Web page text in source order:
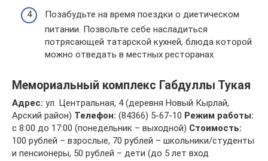
Позабудьте на время поездки о диетическом
питании. Позвольте себе насладиться
потрясающей татарской кухней, блюда которой
можно отведать в местных ресторанах.
Мемориальный комплекс Габдуллы Тукая
Адрес: ул. Центральная, 4 (деревня Новый Кырлай,
Арский район) Телефон: (84366) 5-67-10 Режим работы:
с 8:00 до 17:00 (понедельник – выходной) Стоимость:
100 рублей – взрослые, 70 рублей – школьники/студенты
и пенсионеры, 50 рублей – дети (до 5 лет вход